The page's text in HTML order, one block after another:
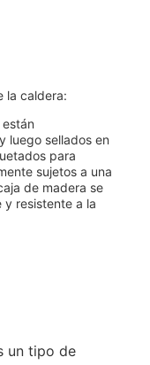
la caldera:
luego sellados en
para
sujetos a una
de madera se
resistente a la
un tipo de